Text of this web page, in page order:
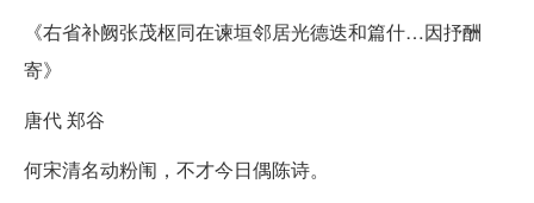
《右省补阙张茂枢同在谏垣邻居光德迭和篇什…因抒酬
寄》
唐代 郑谷
何宋清名动粉闱，不才今日偶陈诗。